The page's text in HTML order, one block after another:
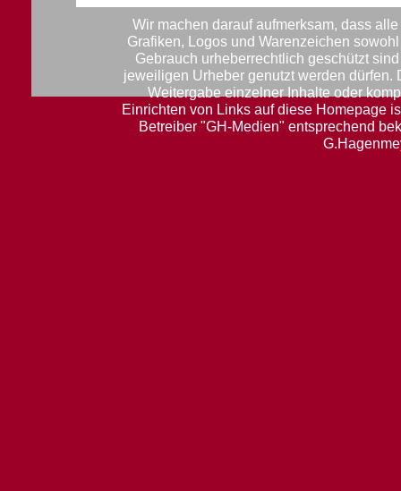
Wir machen darauf aufmerksam, dass
Grafiken, Logos und Warenzeichen
Gebrauch urheberrechtlich geschützt
jeweiligen Urheber genutzt werden
Weitergabe einzelner Inhalte oder
Einrichten von Links auf diese Homepage
Betreiber "GH-Medien" entsprechend